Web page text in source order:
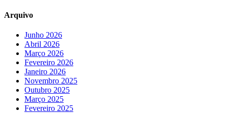
Arquivo
Junho 2026
Abril 2026
Março 2026
Fevereiro 2026
Janeiro 2026
Novembro 2025
Outubro 2025
Março 2025
Fevereiro 2025